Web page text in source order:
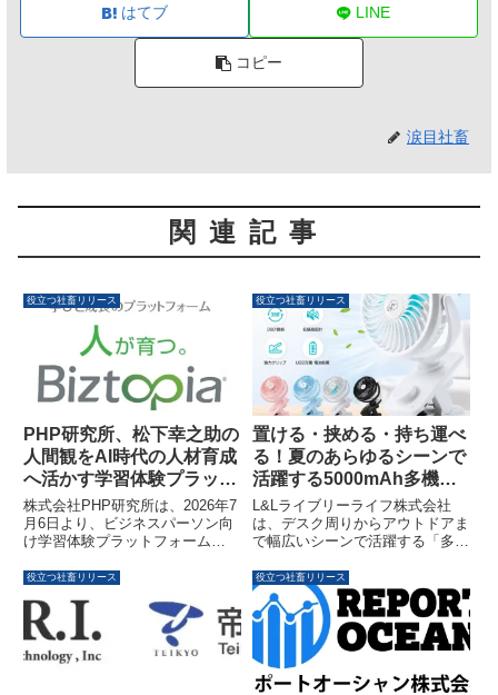
はてブ LINE
コピー
涙目社畜
関連記事
役立つ社畜リリース
PHP研究所、松下幸之助の
人間観をAI時代の人材育成
へ活かす学習体験プラット
フォーム「Biztopia」を提
供開始
株式会社PHP研究所は、2026年7
月6日より、ビジネスパーソン向
け学習体験プラットフォーム
供を開始します。AI時代における
助の人間観に基づく「HDP分
析」と約1,800本のオリジナル動
画コンテンツ、学習・成長可視化
ダッシュボードを通じて、行動変
役立つ社畜リリース
置ける・挟める・持ち運べ
る！夏のあらゆるシーンで
活躍する5000mAh多機能
クリップ扇風機が登場
L&Lライブリーライフ株式会社
は、デスク周りからアウトドアま
で幅広いシーンで活躍する「多機
しました。5000mAhの大容量バ
ッテリーと無段階風量調節、自動
首振り機能を備え、夏の暑さ対策
をサポートします。
役立つ社畜リリース 役立つ社畜リリース